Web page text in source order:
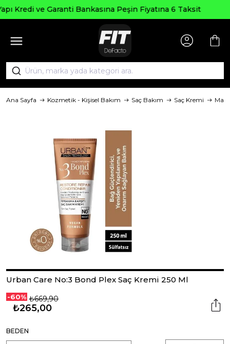
Fiyatına 6 Taksit
Ana Sayfa Kozmetik - Kişisel Bakım Saç Bakım Saç Kremi
Urban Care No:3 Bond Plex Saç Kremi 250 Ml
-60% ₺669,90
₺265,00
BEDEN